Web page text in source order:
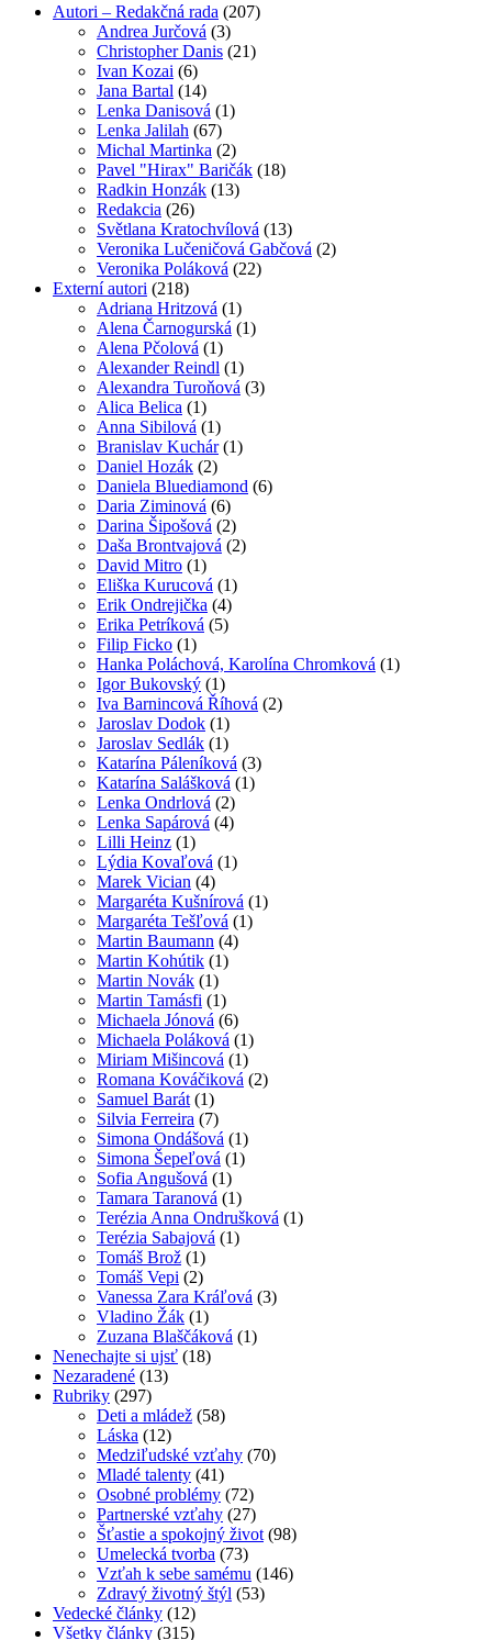
Autori – Redakčná rada (207)
Andrea Jurčová (3)
Christopher Danis (21)
Ivan Kozai (6)
Jana Bartal (14)
Lenka Danisová (1)
Lenka Jalilah (67)
Michal Martinka (2)
Pavel "Hirax" Baričák (18)
Radkin Honzák (13)
Redakcia (26)
Světlana Kratochvílová (13)
Veronika Lučeničová Gabčová (2)
Veronika Poláková (22)
Externí autori (218)
Adriana Hritzová (1)
Alena Čarnogurská (1)
Alena Pčolová (1)
Alexander Reindl (1)
Alexandra Turoňová (3)
Alica Belica (1)
Anna Sibilová (1)
Branislav Kuchár(1)
Daniel Hozák (2)
Daniela Bluediamond (6)
Daria Ziminová (6)
Darina Šipošová (2)
Daša Brontvajová (2)
David Mitro (1)
Eliška Kurucová (1)
Erik Ondrejička (4)
Erika Petríková (5)
Filip Ficko (1)
Hanka Poláchová, Karolína Chromková (1)
Igor Bukovský (1)
Iva Barnincová Říhová (2)
Jaroslav Dodok (1)
Jaroslav Sedlák (1)
Katarína Páleníková (3)
Katarína Salášková (1)
Lenka Ondrlová (2)
Lenka Sapárová (4)
Lilli Heinz (1)
Lýdia Kovaľová (1)
Marek Vician (4)
Margaréta Kušnírová (1)
Margaréta Tešľová (1)
Martin Baumann (4)
Martin Kohútik (1)
Martin Novák (1)
Martin Tamásfi (1)
Michaela Jónová (6)
Michaela Poláková (1)
Miriam Mišincová (1)
Romana Kováčiková (2)
Samuel Barát (1)
Silvia Ferreira (7)
Simona Ondášová (1)
Simona Šepeľová (1)
Sofia Angušová (1)
Tamara Taranová (1)
Terézia Anna Ondrušková (1)
Terézia Sabajová (1)
Tomáš Brož (1)
Tomáš Vepi (2)
Vanessa Zara Kráľová (3)
Vladino Žák (1)
Zuzana Blaščáková (1)
Nenechajte si ujsť (18)
Nezaradené (13)
Rubriky (297)
Deti a mládež (58)
Láska (12)
Medziľudské vzťahy (70)
Mladé talenty (41)
Osobné problémy (72)
Partnerské vzťahy (27)
Šťastie a spokojný život (98)
Umelecká tvorba (73)
Vzťah k sebe samému (146)
Zdravý životný štýl (53)
Vedecké články (12)
Všetky články (315)